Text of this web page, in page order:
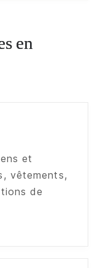
en
et
vêtements,
de